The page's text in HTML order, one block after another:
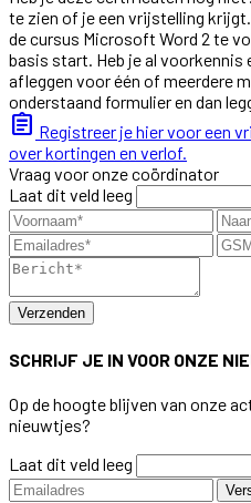
te zien of je een vrijstelling
de cursus Microsoft Word 2 te
basis start. Heb je al
afleggen voor één of meerdere
onderstaand formulier en dan
assignment Registreer je hier voor een
over kortingen en verlof.
Vraag voor onze coördinator
Laat dit veld leeg
Verzenden
SCHRIJF JE IN VOOR ONZE
Op de hoogte blijven van onze
nieuwtjes?
Laat dit veld leeg